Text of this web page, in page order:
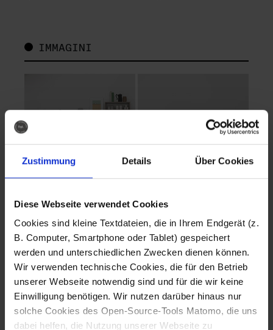
Zustimmung Details Über Cookies
Diese Webseite verwendet Cookies
Cookies sind kleine Textdateien, die in Ihrem Endgerät (z.
B. Computer, Smartphone oder Tablet) gespeichert
werden und unterschiedlichen Zwecken dienen können.
Wir verwenden technische Cookies, die für den Betrieb
unserer Webseite notwendig sind und für die wir keine
Einwilligung benötigen. Wir nutzen darüber hinaus nur
solche Cookies des Open-Source-Tools Matomo, die uns
dabei helfen, die Nutzung unserer Webseite zu
IMMAGINI
Fotografo: Lorenz
Sternbach
Download
Fotografo: Lorenz
Sternbach
Download